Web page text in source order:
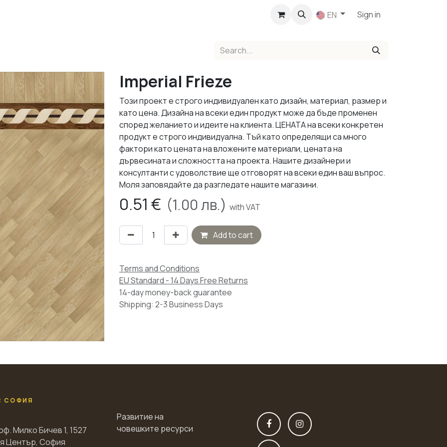
EN Sign in
Imperial Frieze
Този проект е строго индивидуален като дизайн, материал, размер и
като цена. Дизайна на всеки един продукт може да бъде променен
според желанието и идеите на клиента. ЦЕНАТА на всеки конкретен
продукт е строго индивидуална. Тъй като определящи са много
фактори като цената на вложените материали, цената на
дървесината и сложността на проекта. Нашите дизайнери и
консултанти с удоволствие ще отговорят на всеки един ваш въпрос.
Моля заповядайте да разгледате нашите магазини.
0.51 € (1.00лв.) with VAT
Add to cart
Terms and Conditions
EU Standard - 14 Days Free Returns
14-day money-back guarantee
Shipping: 2-3 Business Days
СОФИЯ
Милко Бичев 1, 1527
Център, София
Развитие на
човешките ресурси